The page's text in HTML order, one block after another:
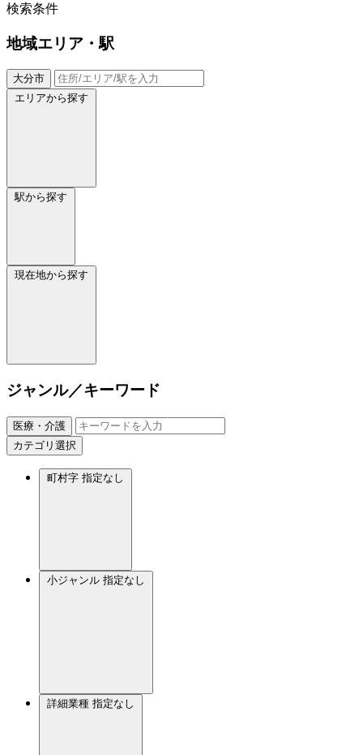
検索条件
地域エリア・駅
大分市
エリアから探す
駅から探す
現在地から探す
ジャンル／キーワード
医療・介護
カテゴリ選択
町村字 指定なし
小ジャンル 指定なし
詳細業種 指定なし